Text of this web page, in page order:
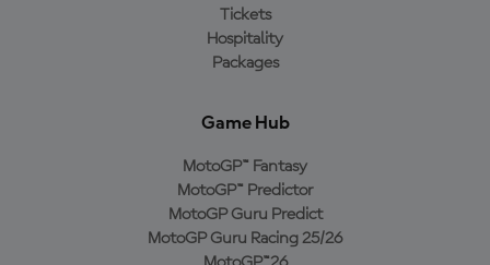
Tickets
Hospitality
Packages
Game Hub
MotoGP™ Fantasy
MotoGP™ Predictor
MotoGP Guru Predict
MotoGP Guru Racing 25/26